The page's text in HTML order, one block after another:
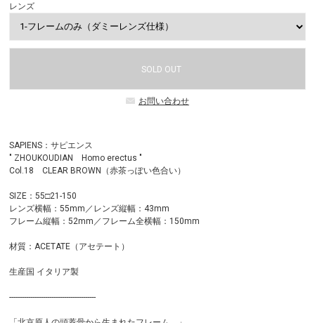
レンズ
SOLD OUT
お問い合わせ
SAPIENS：サピエンス
" ZHOUKOUDIAN Homo erectus "
Col.18 CLEAR BROWN（赤茶っぽい色合い）
SIZE：55□21-150
レンズ横幅：55mm／レンズ縦幅：43mm
フレーム縦幅：52mm／フレーム全横幅：150mm
材質：ACETATE（アセテート）
生産国 イタリア製
-----------------------------------------